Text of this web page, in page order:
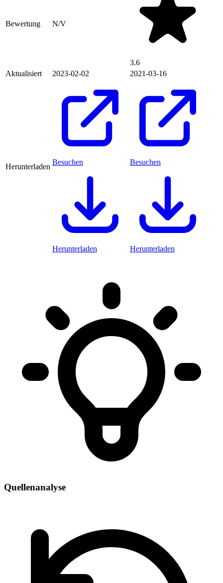
Bewertung N/V
3.6
Aktualisiert
2023-02-02 2021-03-16
Herunterladen
Besuchen
Herunterladen
Besuchen
Herunterladen
Quellenanalyse